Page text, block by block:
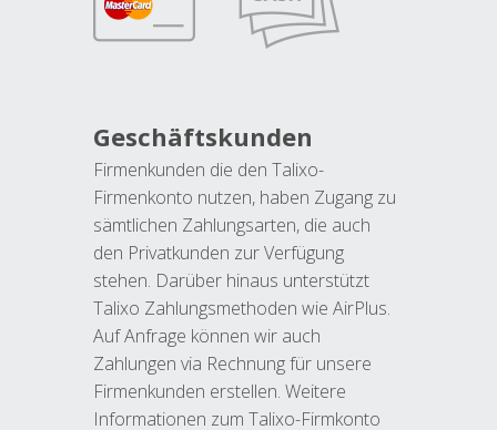
Geschäftskunden
Firmenkunden die den Talixo-
Firmenkonto nutzen, haben Zugang zu
sämtlichen Zahlungsarten, die auch
den Privatkunden zur Verfügung
stehen. Darüber hinaus unterstützt
Talixo Zahlungsmethoden wie AirPlus.
Auf Anfrage können wir auch
Zahlungen via Rechnung für unsere
Firmenkunden erstellen. Weitere
Informationen zum Talixo-Firmkonto